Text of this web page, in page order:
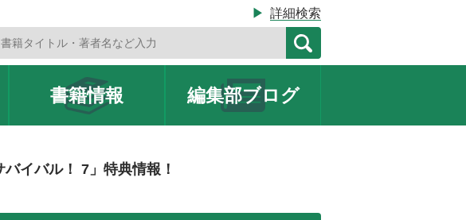
▶ 詳細検索
書籍情報 編集部ブログ
イバル！ 7」特典情報！